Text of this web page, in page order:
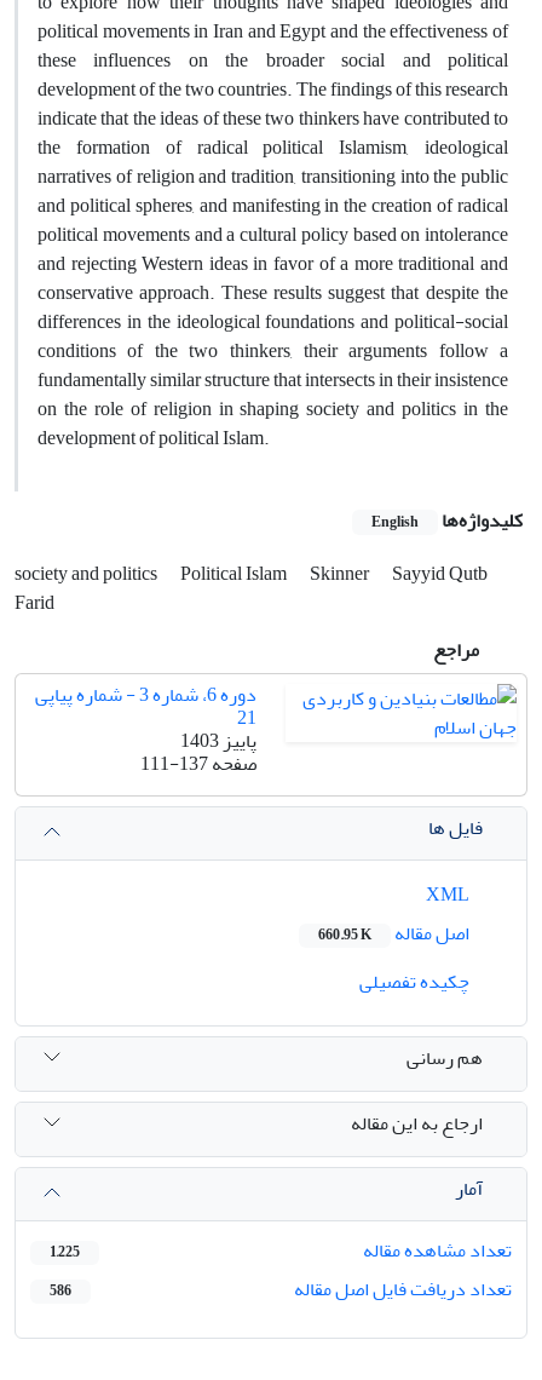
political movements in Iran and Egypt and the effectiveness of
these influences on the broader social and political
development of the two countries. The findings of this research
indicate that the ideas of these two thinkers have contributed to
the formation of radical political Islamism, ideological
narratives of religion and tradition, transitioning into the public
and political spheres, and manifesting in the creation of radical
political movements and a cultural policy based on intolerance
and rejecting Western ideas in favor of a more traditional and
conservative approach. These results suggest that despite the
differences in the ideological foundations and political-social
conditions of the two thinkers, their arguments follow a
fundamentally similar structure that intersects in their insistence
on the role of religion in shaping society and politics in the
development of political Islam.
کلیدواژه‌ها English
society and politics Political Islam Skinner
Sayyid Qutb
Farid
مراجع
دوره 6، شماره 3 - شماره پیاپی
21
پاییز 1403
صفحه111-137
فایل ها
اصل مقاله
660.95 K
چکیده تفصیلی
هم رسانی
ارجاع به این مقاله
آمار
تعداد مشاهده مقاله
1,225
تعداد دریافت فایل اصل مقاله 586